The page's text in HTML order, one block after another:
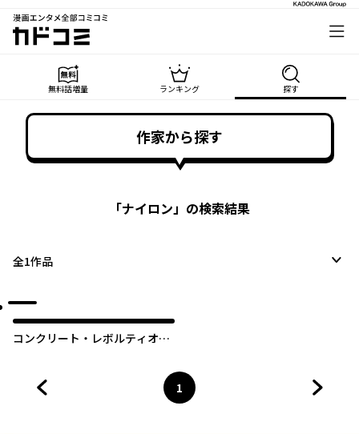
漫画エンタメ全部コミコミ
カドコミ
無料話増量 ランキング 探す
作家から探す
「ナイロン」の検索結果
全1作品
コンクリート・レボルティオ
ページ
1
へ